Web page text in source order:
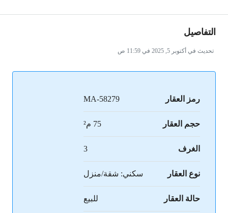
التفاصيل
تحديث في أكتوبر 5, 2025 في 11:59 ص
رمز العقار MA-58279
حجم العقار 75 م²
الغرف 3
نوع العقار سكني: شقة/منزل
حالة العقار للبيع